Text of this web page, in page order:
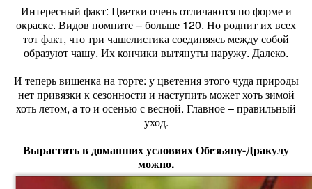
Интересный факт: Цветки очень отличаются по форме и
окраске. Видов помните – больше 120. Но роднит их всех
тот факт, что три чашелистика соединяясь между собой
образуют чашу. Их кончики вытянуты наружу. Далеко.
И теперь вишенка на торте: у цветения этого чуда природы
нет привязки к сезонности и наступить может хоть зимой
хоть летом, а то и осенью с весной. Главное – правильный
уход.
Вырастить в домашних условиях Обезьяну-Дракулу
можно.